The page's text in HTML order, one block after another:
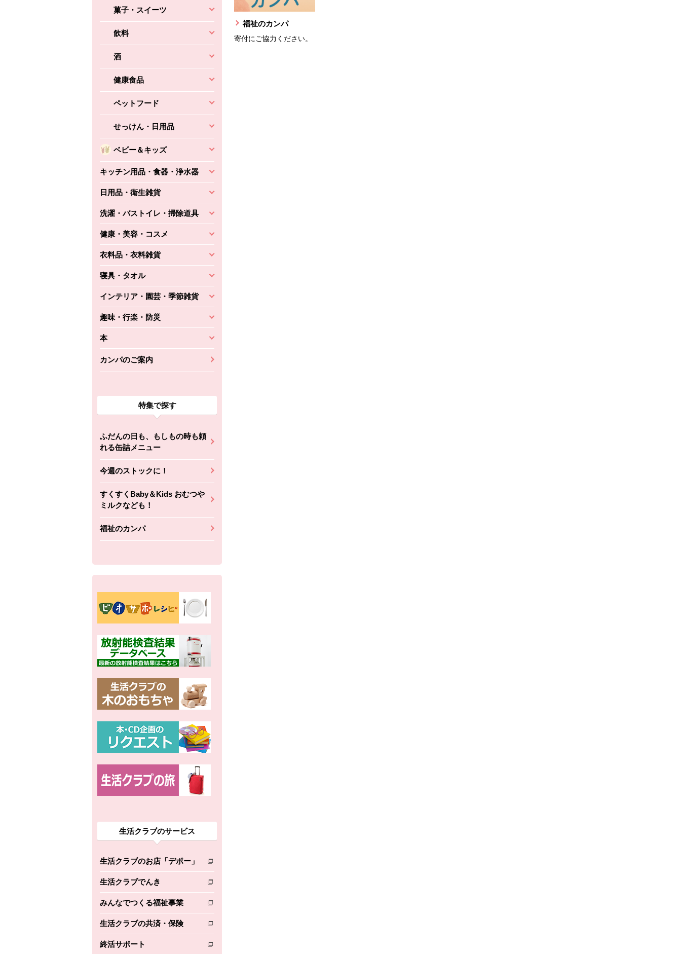
菓子・スイーツ
飲料
酒
健康食品
ペットフード
せっけん・日用品
ベビー＆キッズ
キッチン用品・食器・浄水器
日用品・衛生雑貨
洗濯・バストイレ・掃除道具
健康・美容・コスメ
衣料品・衣料雑貨
寝具・タオル
インテリア・園芸・季節雑貨
趣味・行楽・防災
本
カンパのご案内
特集で探す
ふだんの日も、もしもの時も頼
れる缶詰メニュー
今週のストックに！
すくすくBaby＆Kids おむつや
ミルクなども！
福祉のカンパ
生活クラブのサービス
生活クラブのお店「デポー」
別のウィンドウで開きます。
生活クラブでんき
別のウィンドウで開きます。
みんなでつくる福祉事業
別のウィンドウで開きます。
生活クラブの共済・保険
別のウィンドウで開きます。
終活サポート
別のウィンドウで開きます。
福祉のカンパ
寄付にご協力ください。